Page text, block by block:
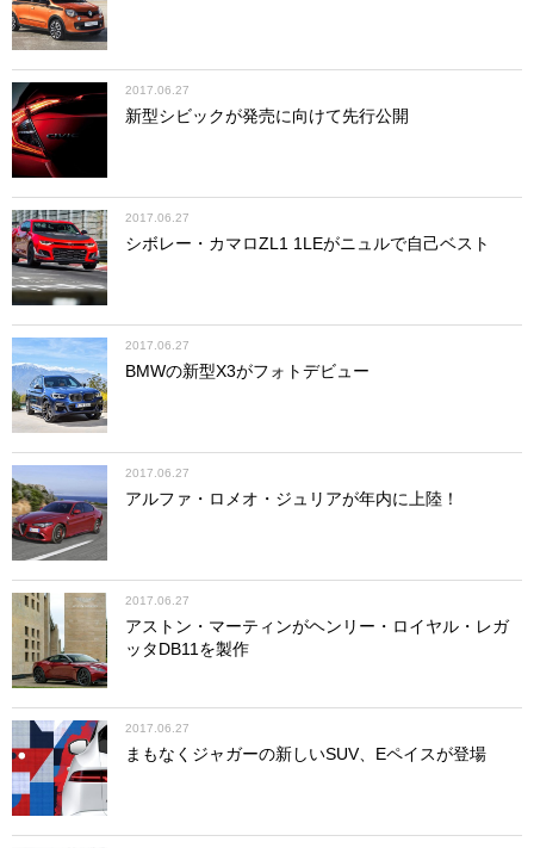
2017.06.27
新型シビックが発売に向けて先行公開
2017.06.27
シボレー・カマロZL1 1LEがニュルで自己ベスト
2017.06.27
BMWの新型X3がフォトデビュー
2017.06.27
アルファ・ロメオ・ジュリアが年内に上陸！
2017.06.27
アストン・マーティンがヘンリー・ロイヤル・レガ
ッタDB11を製作
2017.06.27
まもなくジャガーの新しいSUV、Eペイスが登場